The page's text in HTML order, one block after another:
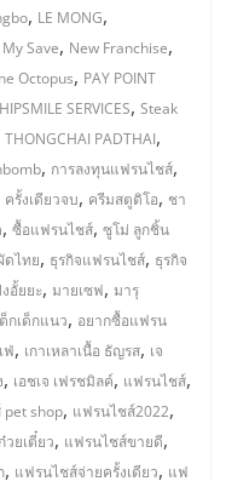
, LE MONG,
My Save, New Franchise,
Octopus, PAY POINT
SERVICES,Steak
THONGCHAI PADTHAI,
, การลงทุนแฟรนไชส์,
ครั้งเดียวจบ, ครีมสตูดิโอ, ชา
,ซื้อแฟรนไชส์,ซูโม่ ลูกชิ้น
ดไทย, ธุรกิจแฟรนไชส์, ธุรกิจ
อั้ยยะ,มายเซฟ,มารุ
กเด็กแนว, อยากซื้อแฟรน
ฟ่, เกาเหลาเนื้อ ธัญรส, เจ
, เอชเจ เฟรชมิลค์, แฟรนไชส์,
shop, แฟรนไชส์2022,
ยเตี๋ยว, แฟรนไชส์ขายดี,
, แฟรนไชส์จ่ายครั้งเดียว, แฟ